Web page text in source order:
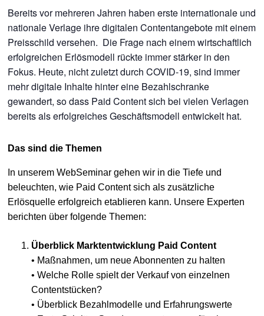
Bereits vor mehreren Jahren haben erste internationale und
nationale Verlage ihre digitalen Contentangebote mit einem
Preisschild versehen. Die Frage nach einem wirtschaftlich
erfolgreichen Erlösmodell rückte immer stärker in den
Fokus. Heute, nicht zuletzt durch COVID-19, sind immer
mehr digitale Inhalte hinter eine Bezahlschranke
gewandert, so dass Paid Content sich bei vielen Verlagen
bereits als erfolgreiches Geschäftsmodell entwickelt hat.
Das sind die Themen
In unserem WebSeminar gehen wir in die Tiefe und
beleuchten, wie Paid Content sich als zusätzliche
Erlösquelle erfolgreich etablieren kann. Unsere Experten
berichten über folgende Themen:
Überblick Marktentwicklung Paid Content
• Maßnahmen, um neue Abonnenten zu halten
• Welche Rolle spielt der Verkauf von einzelnen
Contentstücken?
• Überblick Bezahlmodelle und Erfahrungswerte